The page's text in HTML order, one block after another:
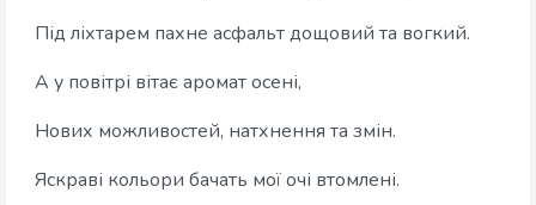
Під ліхтарем пахне асфальт дощовий та вогкий.
А у повітрі вітає аромат осені,
Нових можливостей, натхнення та змін.
Яскраві кольори бачать мої очі втомлені.